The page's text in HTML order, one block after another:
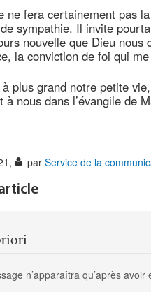
ne fera certainement pas
sympathie. Il invite
nouvelle que Dieu nous
la conviction de foi qui
plus grand notre petite
à nous dans l’évangile de
, par Service de la
n’apparaîtra qu’après